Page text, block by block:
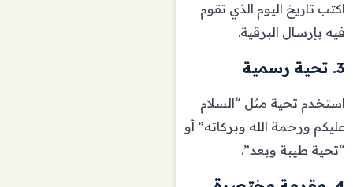
اكتب تاريخ اليوم الذي تقوم
فيه بإرسال البرقية.
3. تحية رسمية
استخدم تحية مثل “السلام
عليكم ورحمة الله وبركاته” أو
“تحية طيبة وبعد”.